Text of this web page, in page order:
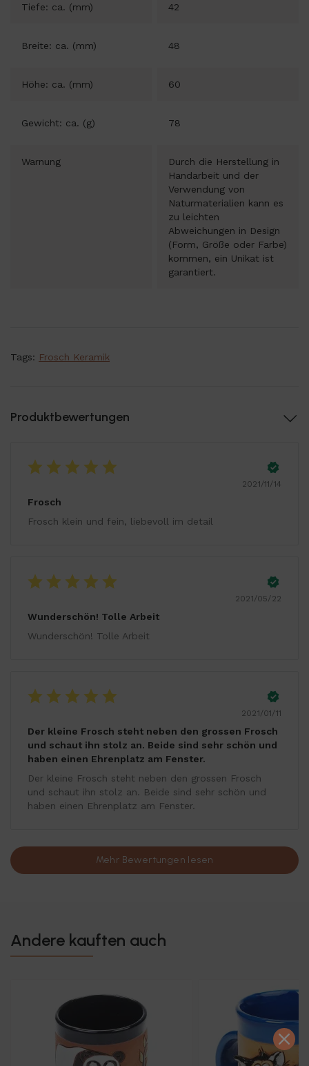
Tiefe: ca. (mm) 42
Breite: ca. (mm) 48
Höhe: ca. (mm) 60
Gewicht: ca. (g) 78
Warnung
Durch die Herstellung in
Handarbeit und der
Verwendung von
Naturmaterialien kann es
zu leichten
Abweichungen in Design
(Form, Größe oder Farbe)
kommen, ein Unikat ist
garantiert.
Tags: Frosch Keramik
Produktbewertungen
2021/11/14
Frosch
Frosch klein und fein, liebevoll im detail
2021/05/22
Wunderschön! Tolle Arbeit
Wunderschön! Tolle Arbeit
2021/01/11
Der kleine Frosch steht neben den grossen Frosch
und schaut ihn stolz an. Beide sind sehr schön und
haben einen Ehrenplatz am Fenster.
Der kleine Frosch steht neben den grossen Frosch
und schaut ihn stolz an. Beide sind sehr schön und
haben einen Ehrenplatz am Fenster.
Mehr Bewertungen lesen
Andere kauften auch